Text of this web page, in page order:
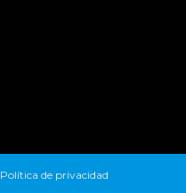
Política de privacidad